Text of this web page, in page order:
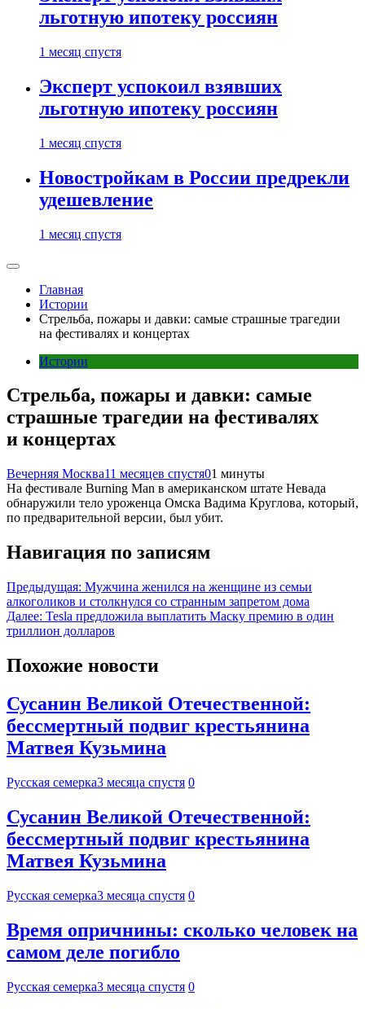
льготную ипотеку россиян
1 месяц спустя
Эксперт успокоил взявших
льготную ипотеку россиян
1 месяц спустя
Новостройкам в России предрекли
удешевление
1 месяц спустя
Главная
Истории
Стрельба, пожары и давки: самые страшные трагедии
на фестивалях и концертах
Истории
Стрельба, пожары и давки: самые
страшные трагедии на фестивалях
и концертах
Вечерняя Москва11 месяцев спустя01 минуты
На фестивале Burning Man в американском штате Невада
обнаружили тело уроженца Омска Вадима Круглова, который,
по предварительной версии, был убит.
Навигация по записям
Предыдущая: Мужчина женился на женщине из семьи
алкоголиков и столкнулся со странным запретом дома
Далее: Tesla предложила выплатить Маску премию в один
триллион долларов
Похожие новости
Сусанин Великой Отечественной:
бессмертный подвиг крестьянина
Матвея Кузьмина
Русская семерка3 месяца спустя 0
Сусанин Великой Отечественной:
бессмертный подвиг крестьянина
Матвея Кузьмина
Русская семерка3 месяца спустя 0
Время опричнины: сколько человек на
самом деле погибло
Русская семерка3 месяца спустя 0